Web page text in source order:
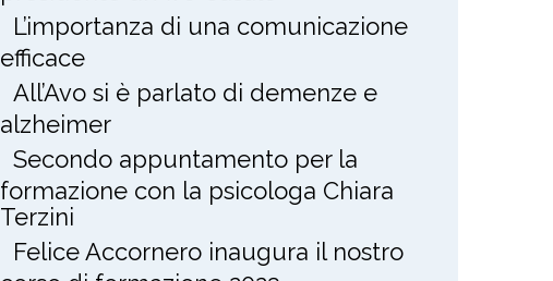
L’importanza di una comunicazione
efficace
All’Avo si è parlato di demenze e
alzheimer
Secondo appuntamento per la
formazione con la psicologa Chiara
Terzini
Felice Accornero inaugura il nostro